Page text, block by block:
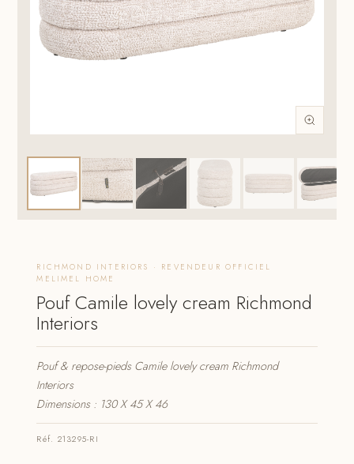
RICHMOND INTERIORS · REVENDEUR OFFICIEL
MELIMEL HOME
Pouf Camile lovely cream Richmond
Interiors
Pouf & repose-pieds Camile lovely cream Richmond
Interiors
Dimensions : 130 X 45 X 46
Réf. 213295-RI